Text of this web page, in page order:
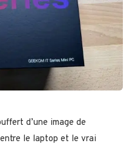
d’une image de
le laptop et le vrai